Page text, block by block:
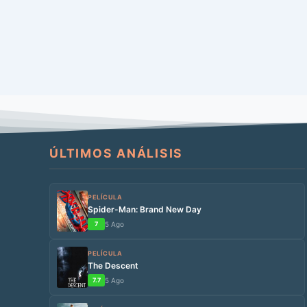
ÚLTIMOS ANÁLISIS
PELÍCULA
Spider-Man: Brand New Day
7 5 Ago
PELÍCULA
The Descent
7.7 5 Ago